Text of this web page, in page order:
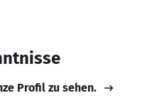
Profil zu sehen.